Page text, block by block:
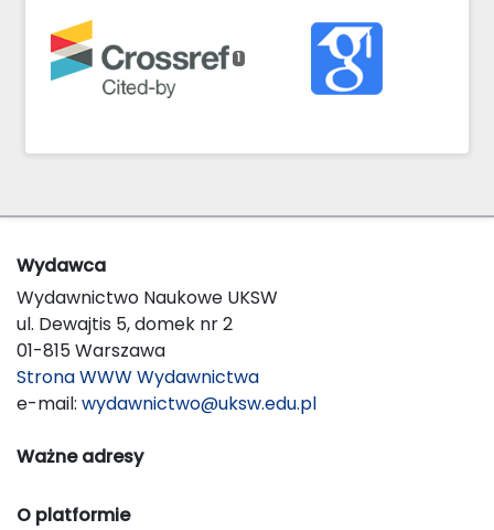
1
Wydawca
Wydawnictwo Naukowe UKSW
ul. Dewajtis 5, domek nr 2
01-815 Warszawa
Strona WWW Wydawnictwa
e-mail: wydawnictwo@uksw.edu.pl
Ważne adresy
O platformie